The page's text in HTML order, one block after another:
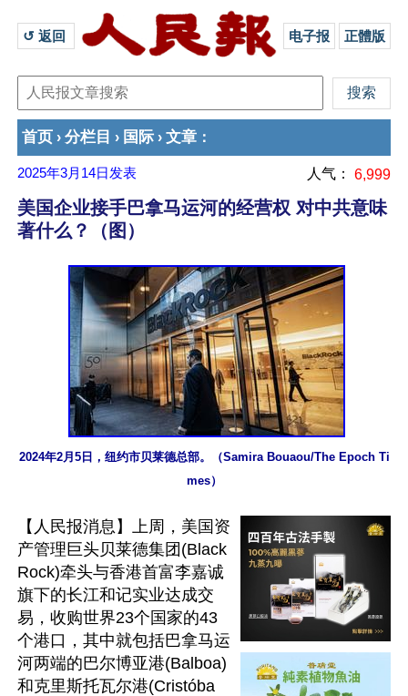
↺ 返回 电子报 正體版
首页 › 分栏目 › 国际 › 文章 ：
2025年3月14日 发表 人气： 6,999
美国企业接手巴拿马运河的经营权 对中共意味
著什么？（图）
2024年2月5日，纽约市贝莱德总部。（Samira Bouaou/The Epoch Ti
mes）
【人民报消息】上周，美国资
产管理巨头贝莱德集团(Black
Rock)牵头与香港首富李嘉诚
旗下的长江和记实业达成交
易，收购世界23个国家的43
个港口，其中就包括巴拿马运
河两端的巴尔博亚港(Balboa)
和克里斯托瓦尔港(Cristóba